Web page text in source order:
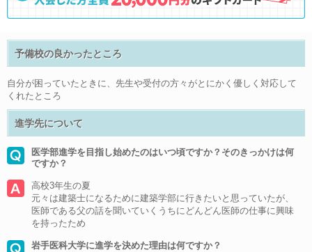
予備校の良かったところ
自分が困っていたときに、先生や受付の方々がとにかく優しく対応して
くれたところ
進学先について
医学部進学を目指し始めたのはいつ頃ですか？そのきっかけは何
ですか？
高校3年生の夏
元々は建築士になるために建築学部に行きたいと思っていたが、
医師である父の話を聞いていくうちにどんどん医師の仕事に興味
を持ったため
岩手医科大学に進学を決めた理由は何ですか？